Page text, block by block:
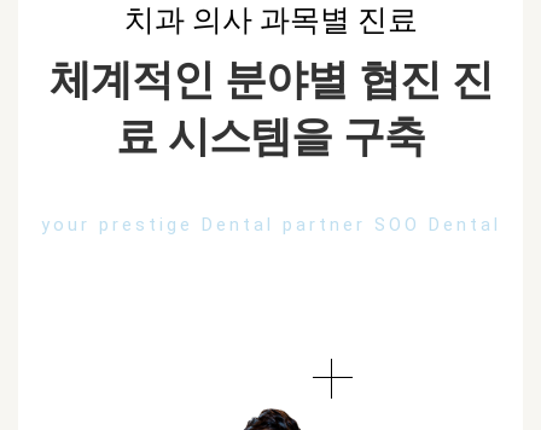
치과 의사 과목별 진료
체계적인 분야별 협진 진
료 시스템을 구축
your prestige Dental partner SOO Dental